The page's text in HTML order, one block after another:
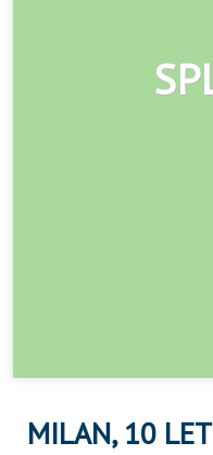
MILAN, 10 LET